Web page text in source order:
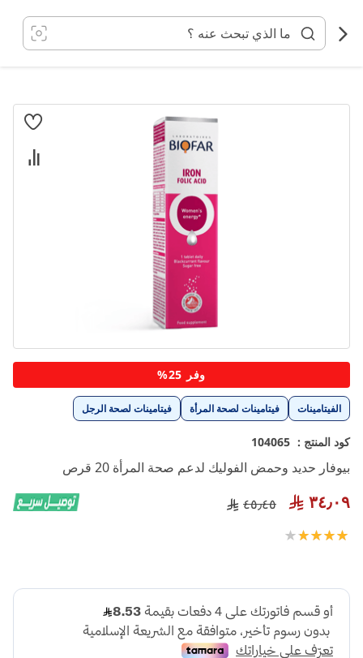
المحتوى
الفيتامينات فيتامينات لصحة المرأة فيتامينات لصحة الرجل
كود المنتج : 104065
بيوفار حديد وحمض الفوليك لدعم صحة المرأة 20 قرص
٣٤٫٠٩ ٤٥٫٤٥
تقييم:
انتقل
تخطي
إلى
بداية
معرض
الصور
وفر 25%